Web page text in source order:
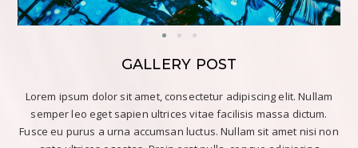
GALLERY POST
Lorem ipsum dolor sit amet, consectetur adipiscing elit. Nullam
semper leo eget sapien ultrices vitae facilisis massa dictum.
Fusce eu purus a urna accumsan luctus. Nullam sit amet nisi non